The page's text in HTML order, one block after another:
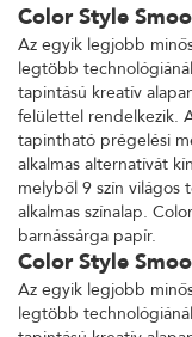
Color Style
Az egyik legjobb
legtöbb
tapintású kreatív
felülettel rendelkezik.
tapintható prégelési
alkalmas alternatívát
melyből 9 szín világos
alkalmas színalap.
barnássárga papír.
Color Style
Az egyik legjobb
legtöbb